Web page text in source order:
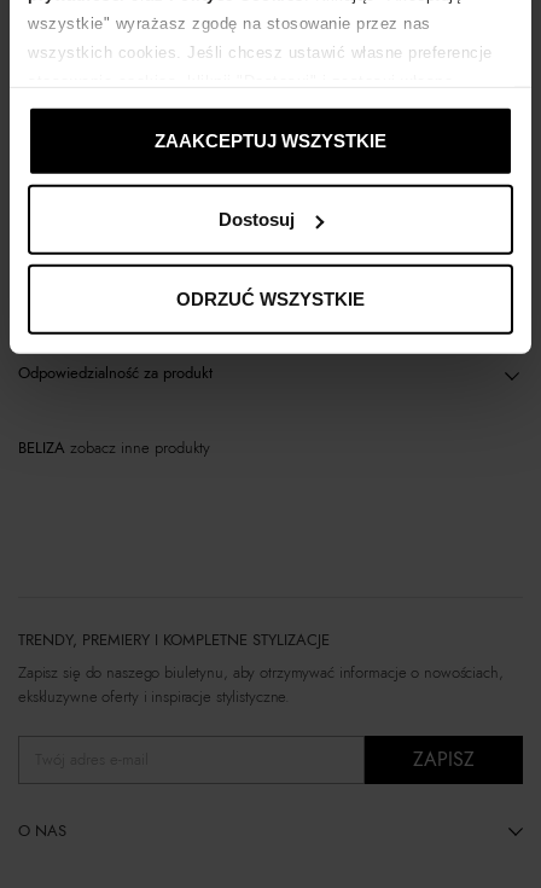
wszystkie" wyrażasz zgodę na stosowanie przez nas
wszystkich cookies. Jeśli chcesz ustawić własne preferencje
ustawienia prywatności.
ZAAKCEPTUJ WSZYSTKIE
Dostosuj
ODRZUĆ WSZYSTKIE
+59 punktówzyskujesz w Klubie Korzyści
Kup teraz, Zapłać później!
Odpowiedzialność za produkt
BELIZA zobacz inne produkty
TRENDY, PREMIERY I KOMPLETNE STYLIZACJE
Zapisz się do naszego biuletynu, aby otrzymywać informacje o nowościach,
ekskluzywne oferty i inspiracje stylistyczne.
ZAPISZ
O NAS